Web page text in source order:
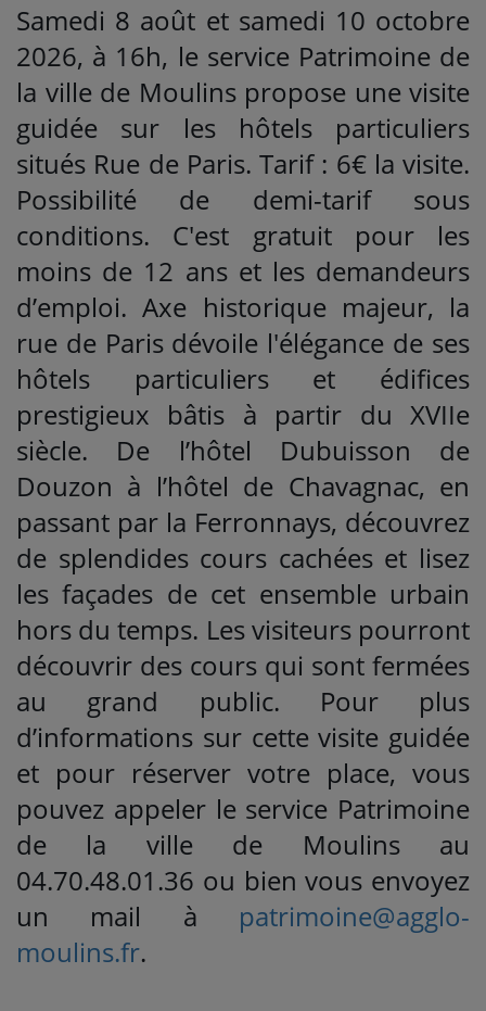
Samedi 8 août et samedi 10 octobre
2026, à 16h, le service Patrimoine de
la ville de Moulins propose une visite
guidée sur les hôtels particuliers
situés Rue de Paris. Tarif : 6€ la visite.
Possibilité de demi-tarif sous
conditions. C'est gratuit pour les
moins de 12 ans et les demandeurs
d’emploi. Axe historique majeur, la
rue de Paris dévoile l'élégance de ses
hôtels particuliers et édifices
prestigieux bâtis à partir du XVIIe
siècle. De l’hôtel Dubuisson de
Douzon à l’hôtel de Chavagnac, en
passant par la Ferronnays, découvrez
de splendides cours cachées et lisez
les façades de cet ensemble urbain
hors du temps. Les visiteurs pourront
découvrir des cours qui sont fermées
au grand public. Pour plus
d’informations sur cette visite guidée
et pour réserver votre place, vous
pouvez appeler le service Patrimoine
de la ville de Moulins au
04.70.48.01.36 ou bien vous envoyez
un mail à patrimoine@agglo-
moulins.fr.